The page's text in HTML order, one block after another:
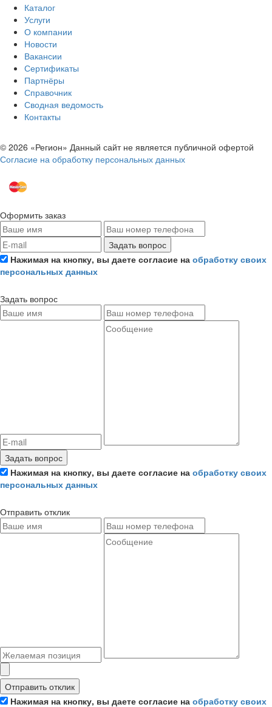
Каталог
Услуги
О компании
Новости
Вакансии
Сертификаты
Партнёры
Справочник
Сводная ведомость
Контакты
© 2026 «Регион» Данный сайт не является публичной офертой
Согласие на обработку персональных данных
Оформить заказ
Задать вопрос
Нажимая на кнопку, вы даете согласие на обработку своих
персональных данных
Задать вопрос
Задать вопрос
Нажимая на кнопку, вы даете согласие на обработку своих
персональных данных
Отправить отклик
Отправить отклик
Нажимая на кнопку, вы даете согласие на обработку своих